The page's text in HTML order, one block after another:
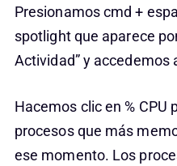
Presionamos cmd +
spotlight que aparece
Actividad” y accedemos
Hacemos clic en % CPU
procesos que más
ese momento. Los